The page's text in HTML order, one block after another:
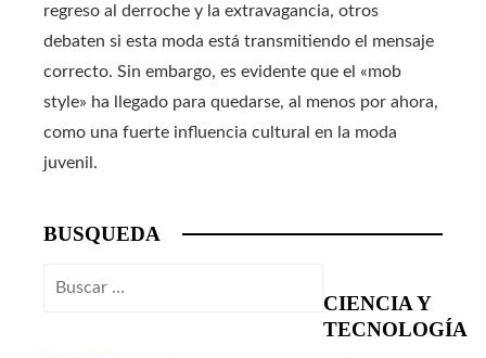
regreso al derroche y la extravagancia, otros
debaten si esta moda está transmitiendo el mensaje
correcto. Sin embargo, es evidente que el «mob
style» ha llegado para quedarse, al menos por ahora,
como una fuerte influencia cultural en la moda
juvenil.
BUSQUEDA
Buscar:
CIENCIA Y
TECNOLOGÍA